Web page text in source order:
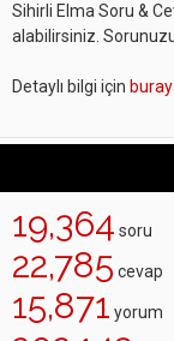
Sihirli Elma Soru &
alabilirsiniz.
Detaylı bilgi için
19,364 soru
22,785 cevap
15,871 yorum